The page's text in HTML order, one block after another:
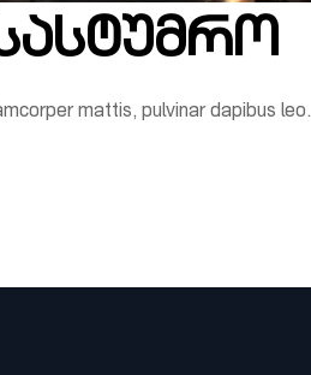
mattis, pulvinar dapibus leo.